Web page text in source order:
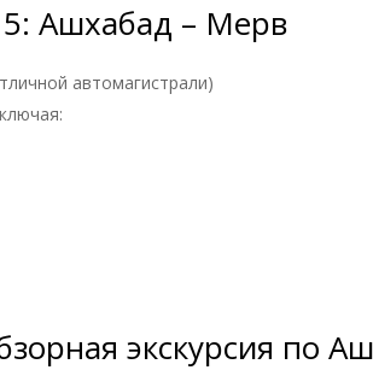
Ашхабад – Мерв
автомагистрали)
экскурсия по